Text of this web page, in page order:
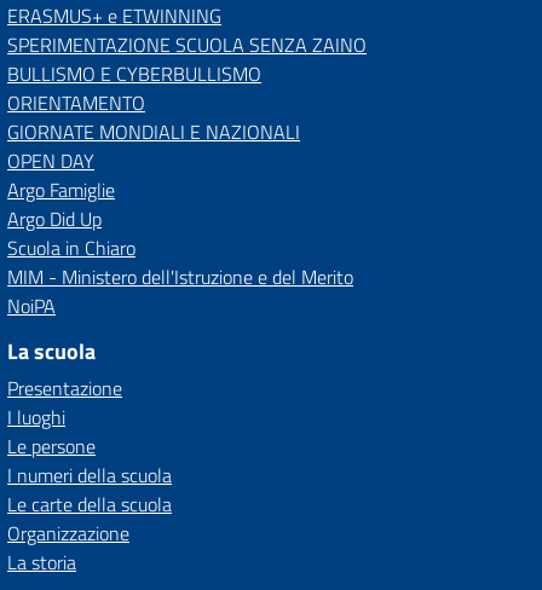
ERASMUS+ e ETWINNING
SPERIMENTAZIONE SCUOLA SENZA ZAINO
BULLISMO E CYBERBULLISMO
ORIENTAMENTO
GIORNATE MONDIALI E NAZIONALI
OPEN DAY
Argo Famiglie
Argo Did Up
Scuola in Chiaro
MIM - Ministero dell'Istruzione e del Merito
NoiPA
La scuola
Presentazione
I luoghi
Le persone
I numeri della scuola
Le carte della scuola
Organizzazione
La storia